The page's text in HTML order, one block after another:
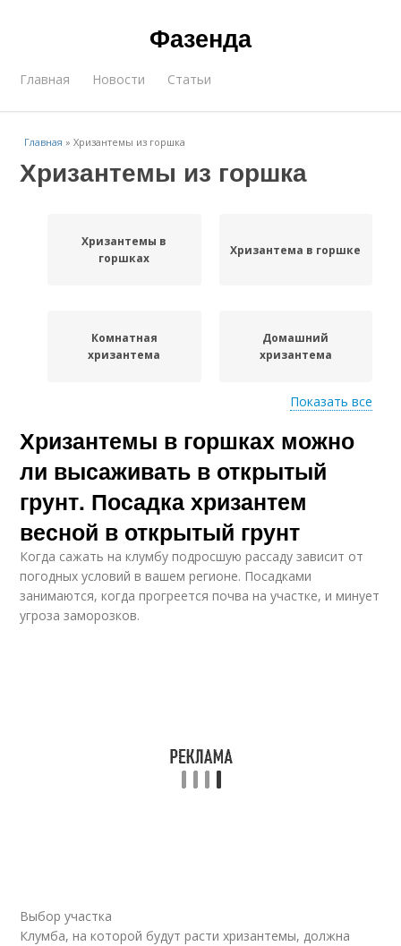
Фазенда
Главная Новости Статьи
Главная »Хризантемы из горшка
Хризантемы из горшка
Хризантемы в
горшках
Хризантема в горшке
Комнатная
хризантема
Домашний
хризантема
"хризантема в горшке
Показать все
Хризантемы в горшках можно
ли высаживать в открытый
грунт. Посадка хризантем
весной в открытый грунт
Когда сажать на клумбу подросшую рассаду зависит от
погодных условий в вашем регионе. Посадками
занимаются, когда прогреется почва на участке, и минует
угроза заморозков.
Выбор участка
Клумба, на которой будут расти хризантемы, должна